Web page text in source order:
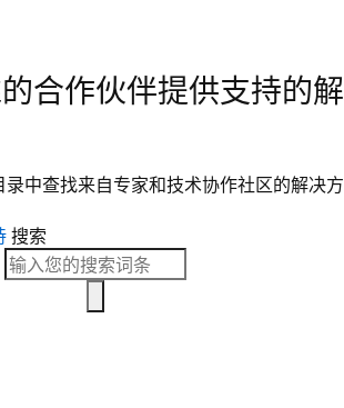
合作伙伴提供支持的解
中查找来自专家和技术协作社区的解决方
搜索